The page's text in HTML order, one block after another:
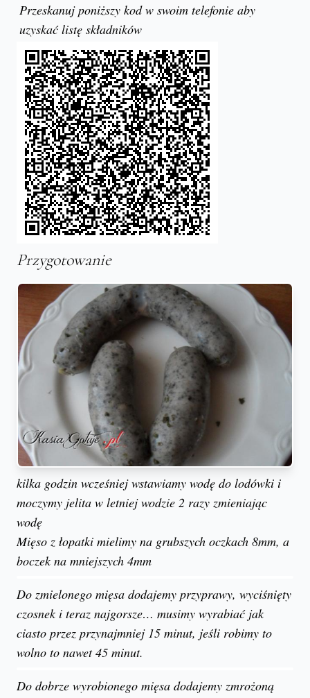
Przeskanuj poniższy kod w swoim telefonie aby
uzyskać listę składników
Przygotowanie
kilka godzin wcześniej wstawiamy wodę do lodówki i
moczymy jelita w letniej wodzie 2 razy zmieniając
wodę
Mięso z łopatki mielimy na grubszych oczkach 8mm, a
boczek na mniejszych 4mm
Do zmielonego mięsa dodajemy przyprawy, wyciśnięty
czosnek i teraz najgorsze… musimy wyrabiać jak
ciasto przez przynajmniej 15 minut, jeśli robimy to
wolno to nawet 45 minut.
Do dobrze wyrobionego mięsa dodajemy zmrożoną